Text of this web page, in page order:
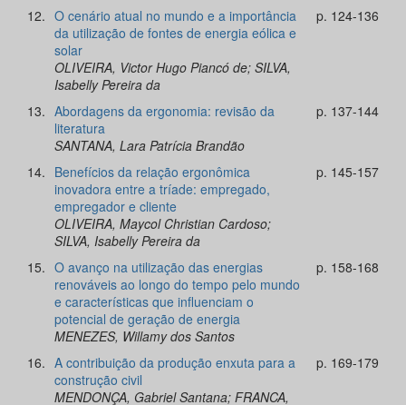
12. O cenário atual no mundo e a importância
da utilização de fontes de energia eólica e
solar
OLIVEIRA, Victor Hugo Piancó de; SILVA,
Isabelly Pereira da
p. 124-136
13. Abordagens da ergonomia: revisão da
literatura
SANTANA, Lara Patrícia Brandão
p. 137-144
14. Benefícios da relação ergonômica
inovadora entre a tríade: empregado,
empregador e cliente
OLIVEIRA, Maycol Christian Cardoso;
SILVA, Isabelly Pereira da
p. 145-157
15. O avanço na utilização das energias
renováveis ao longo do tempo pelo mundo
e características que influenciam o
potencial de geração de energia
MENEZES, Willamy dos Santos
p. 158-168
16. A contribuição da produção enxuta para a
construção civil
MENDONÇA, Gabriel Santana; FRANCA,
p. 169-179